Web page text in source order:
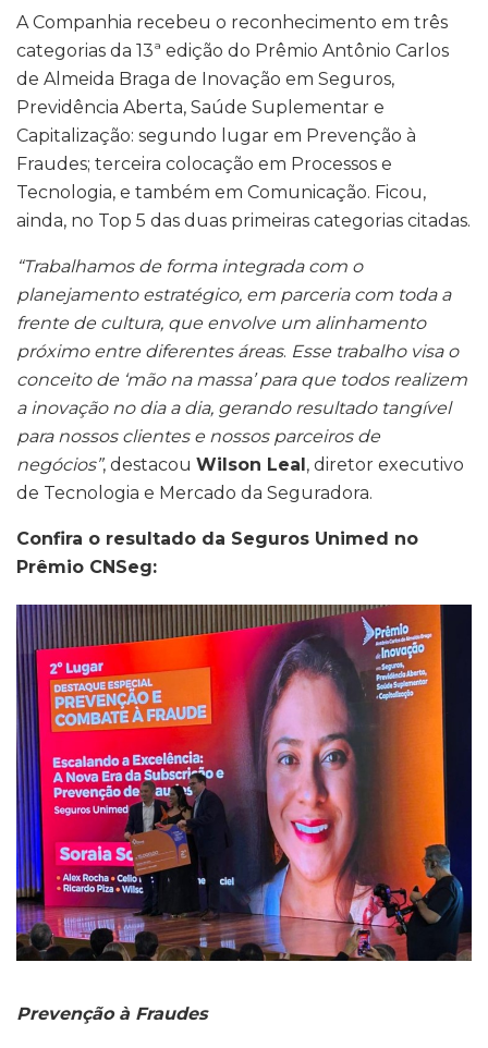
A Companhia recebeu o reconhecimento em três
categorias da 13ª edição do Prêmio Antônio Carlos
de Almeida Braga de Inovação em Seguros,
Previdência Aberta, Saúde Suplementar e
Capitalização: segundo lugar em Prevenção à
Fraudes; terceira colocação em Processos e
Tecnologia, e também em Comunicação. Ficou,
ainda, no Top 5 das duas primeiras categorias citadas.
“Trabalhamos de forma integrada com o
planejamento estratégico, em parceria com toda a
frente de cultura, que envolve um alinhamento
próximo entre diferentes áreas. Esse trabalho visa o
conceito de ‘mão na massa’ para que todos realizem
a inovação no dia a dia, gerando resultado tangível
para nossos clientes e nossos parceiros de
negócios”, destacou Wilson Leal, diretor executivo
de Tecnologia e Mercado da Seguradora.
Confira o resultado da Seguros Unimed no
Prêmio CNSeg:
Prevenção à Fraudes